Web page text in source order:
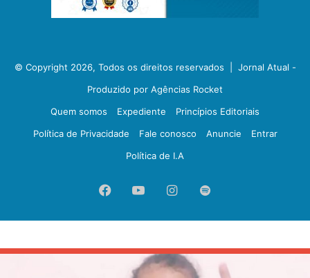
© Copyright 2026, Todos os direitos reservados | Jornal Atual -
Produzido por Agências Rocket
Quem somos
Expediente
Princípios Editoriais
Política de Privacidade
Fale conosco Anuncie
Entrar
Política de I.A
FacebookYouTubeInstagram
Spotify